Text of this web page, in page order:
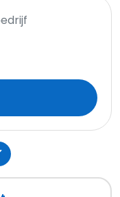
of bedrijf